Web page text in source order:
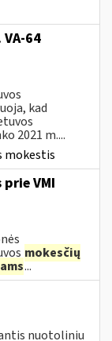
64
kad
2021 m....
mokestis
VMI
mokesčių
...
nuotoliniu